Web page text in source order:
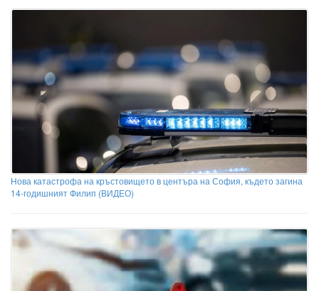
Нова катастрофа на кръстовището в центъра на София, където загина
14-годишният Филип (ВИДЕО)